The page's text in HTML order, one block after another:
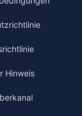
Hinweis